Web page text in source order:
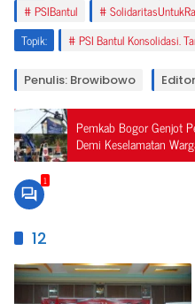
PSIBantul
Topik:
PSI Bantul Konsolidasi.
Penulis: Browibowo
Pemkab Bogor Genjot
Demi Keselamatan
1
12